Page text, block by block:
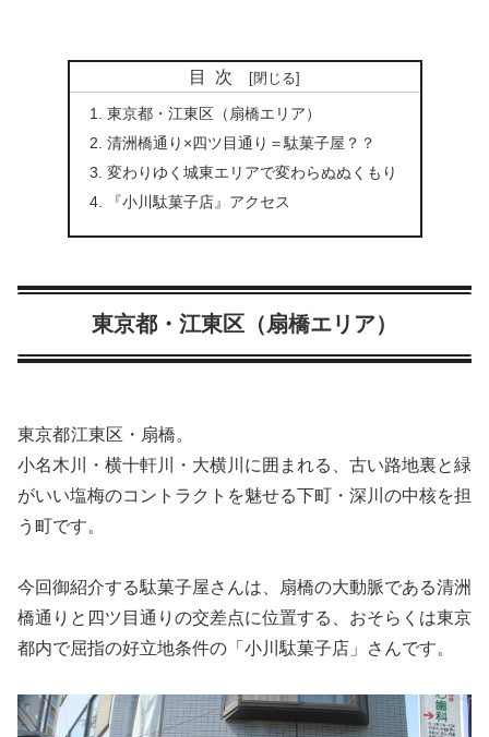
目次
東京都・江東区（扇橋エリア）
清洲橋通り×四ツ目通り＝駄菓子屋？？
変わりゆく城東エリアで変わらぬぬくもり
『小川駄菓子店』アクセス
東京都・江東区（扇橋エリア）
東京都江東区・扇橋。
小名木川・横十軒川・大横川に囲まれる、古い路地裏と緑
がいい塩梅のコントラクトを魅せる下町・深川の中核を担
う町です。
今回御紹介する駄菓子屋さんは、扇橋の大動脈である清洲
橋通りと四ツ目通りの交差点に位置する、おそらくは東京
都内で屈指の好立地条件の「小川駄菓子店」さんです。